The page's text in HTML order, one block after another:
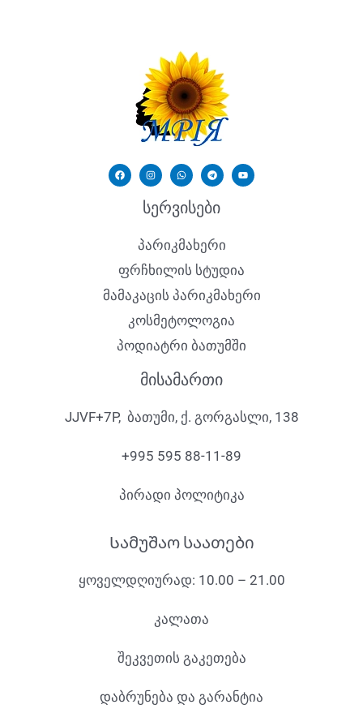
სერვისები
პარიკმახერი
ფრჩხილის სტუდია
მამაკაცის პარიკმახერი
კოსმეტოლოგია
პოდიატრი ბათუმში
მისამართი
JJVF+7P, ბათუმი, ქ. გორგასლი, 138
+995 595 88-11-89
პირადი პოლიტიკა
Სამუშაო საათები
ყოველდღიურად: 10.00 – 21.00
კალათა
შეკვეთის გაკეთება
დაბრუნება და გარანტია